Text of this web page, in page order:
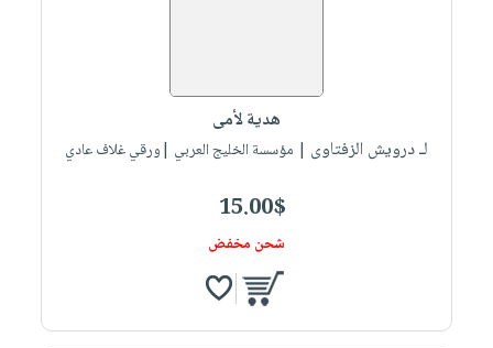
هدية لأمى
لـ درويش الزفتاوى | مؤسسة الخليج العربي |ورقي غلاف عادي
15.00$
شحن مخفض